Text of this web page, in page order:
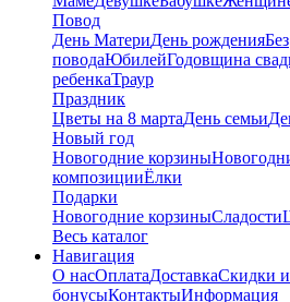
Повод
День МатериДень рожденияБез
поводаЮбилейГодовщина
ребенкаТраур
Праздник
Цветы на 8 мартаДень семьи
Новый год
Новогодние корзины
композицииЁлки
Подарки
Новогодние корзиныСладости
Весь каталог
Навигация
О насОплатаДоставкаСкидки и
бонусыКонтактыИнформация